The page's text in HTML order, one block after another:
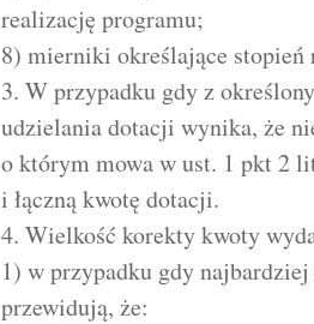
realizację programu;
8) mierniki określające
3. W przypadku gdy z
udzielania dotacji wynika, że
o którym mowa w ust. 1 pkt 2
i łączną kwotę dotacji.
4. Wielkość korekty kwoty
1) w przypadku gdy
przewidują, że: